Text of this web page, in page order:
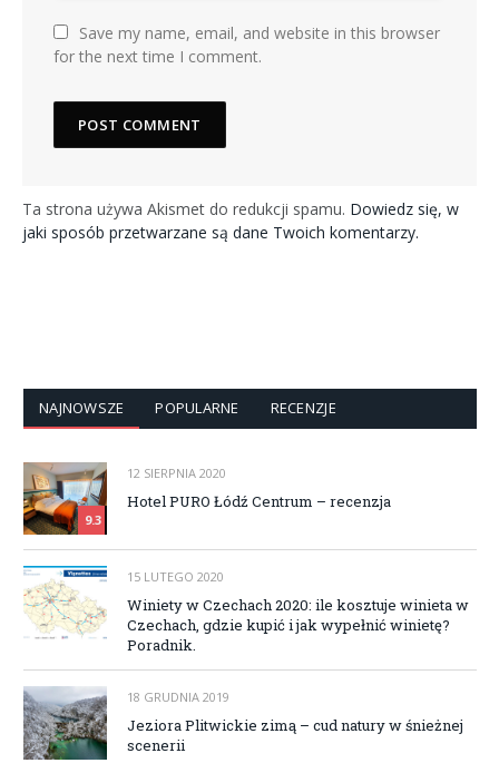
Save my name, email, and website in this browser
for the next time I comment.
Ta strona używa Akismet do redukcji spamu. Dowiedz się, w
jaki sposób przetwarzane są dane Twoich komentarzy.
NAJNOWSZE POPULARNE RECENZJE
9.3
12 SIERPNIA 2020
Hotel PURO Łódź Centrum – recenzja
15 LUTEGO 2020
Winiety w Czechach 2020: ile kosztuje winieta w
Czechach, gdzie kupić i jak wypełnić winietę?
Poradnik.
18 GRUDNIA 2019
Jeziora Plitwickie zimą – cud natury w śnieżnej
scenerii